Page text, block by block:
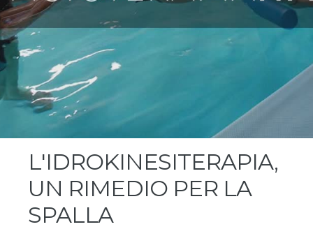
L'IDROKINESITERAPIA,
UN RIMEDIO PER LA
SPALLA